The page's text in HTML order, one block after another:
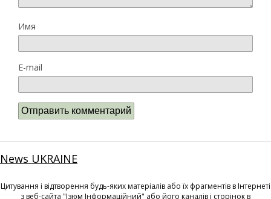
Имя
E-mail
News UKRAINE
Цитування і відтворення будь-яких матеріалів або їх фрагментів в Інтернеті
з веб-сайта "Ізюм Інформаційний" або його каналів і сторінок в